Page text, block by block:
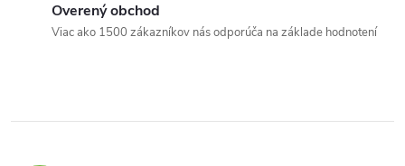
Overený obchod
Viac ako 1500 zákazníkov nás odporúča na základe hodnotení